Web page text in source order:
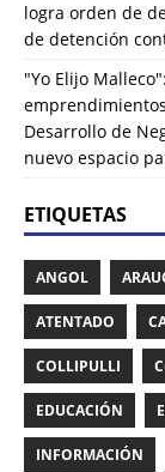
logra orden de
de detención
"Yo Elijo
Desarrollo de
nuevo espacio
ETIQUETAS
ANGOL
ATENTADO
COLLIPULLI
EDUCACIÓN
INFORMACIÓN